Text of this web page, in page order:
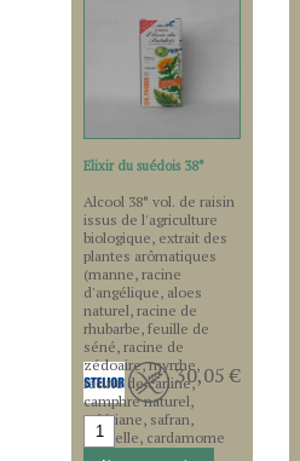
Elixir du suédois 38°
Alcool 38° vol. de raisin
issus de l'agriculture
biologique, extrait des
plantes arômatiques
(manne, racine
d'angélique, aloes
naturel, racine de
rhubarbe, feuille de
séné, racine de
zédoaire, myrrhe,
racine de carline,
camphre naturel,
valériane, safran,
cannelle, cardamome
30,05 €